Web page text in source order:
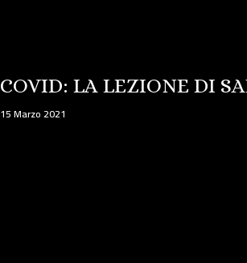
COVID: LA LEZIONE DI
15 Marzo 2021